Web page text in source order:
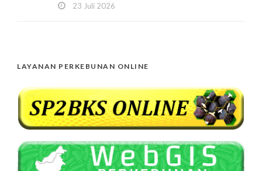
23 Juli 2026
LAYANAN PERKEBUNAN ONLINE